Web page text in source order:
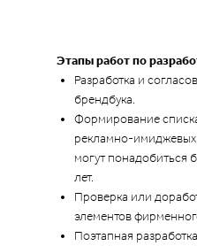
Этапы работ по
Разработка и
брендбука.
Формирование
рекламно-имиджевых
могут понадобиться
лет.
Проверка или
элементов
Поэтапная